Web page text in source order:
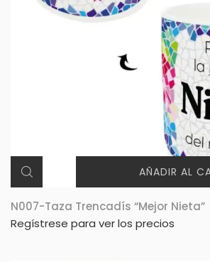
AÑADIR AL
N007-Taza Trencadís “Mejor Nieta”
Regístrese para ver los precios